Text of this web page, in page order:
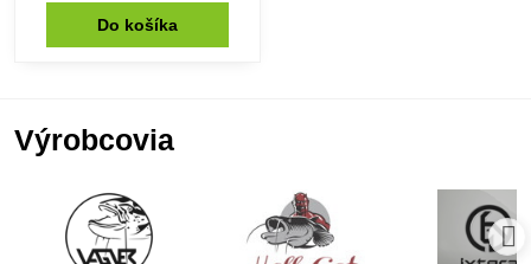
Do košíka
Výrobcovia